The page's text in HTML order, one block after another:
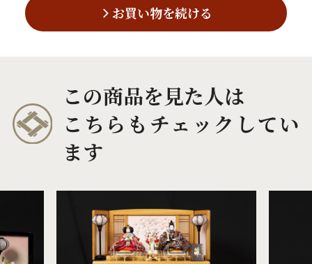
お買い物を続ける
この商品を見た人は
こちらもチェックしてい
ます